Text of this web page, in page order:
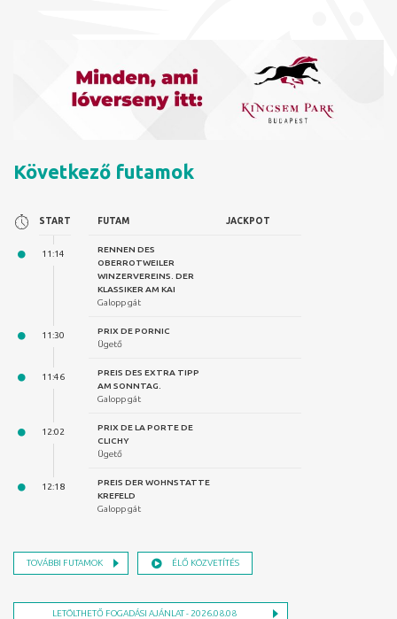
Következő futamok
FUTAM JACKPOT
RENNEN DES
OBERROTWEILER
WINZERVEREINS. DER
KLASSIKER AM KAI
Galopp gát
PRIX DE PORNIC
Ügető
PREIS DES EXTRA TIPP
AM SONNTAG.
Galopp gát
PRIX DE LA PORTE DE
CLICHY
Ügető
PREIS DER WOHNSTATTE
KREFELD
Galopp gát
TOVÁBBI FUTAMOK ÉLŐ KÖZVETÍTÉS
LETÖLTHETŐ FOGADÁSI AJÁNLAT - 2026.08.08